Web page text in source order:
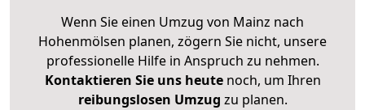
Wenn Sie einen Umzug von Mainz nach
Hohenmölsen planen, zögern Sie nicht, unsere
professionelle Hilfe in Anspruch zu nehmen.
Kontaktieren Sie uns heutenoch, um Ihren
reibungslosen Umzug zu planen.